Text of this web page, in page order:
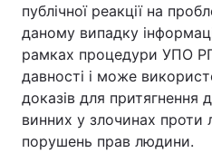
публічної реакції на
даному випадку
рамках процедури УПО
давності і може
доказів для притягнення
винних у злочинах проти
порушень прав людини.